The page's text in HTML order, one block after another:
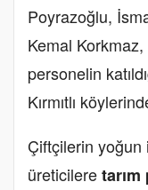
Poyrazoğlu,
Kemal
personelin
Kırmıtlı
Çiftçilerin
üreticileretarım